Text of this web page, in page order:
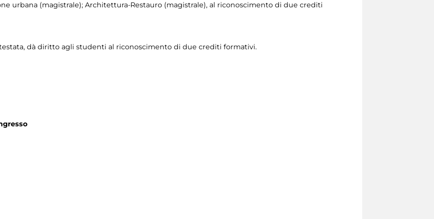
urbana (magistrale); Architettura-Restauro (magistrale), al riconoscimento di due crediti
dà diritto agli studenti al riconoscimento di due crediti formativi.